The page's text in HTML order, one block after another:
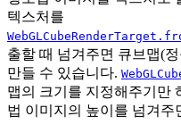
텍스처를
출할 때 넘겨주면 큐브맵(
만들 수 있습니다.
맵의 크기를 지정해주기만
법 이미지의 높이를 넘겨주